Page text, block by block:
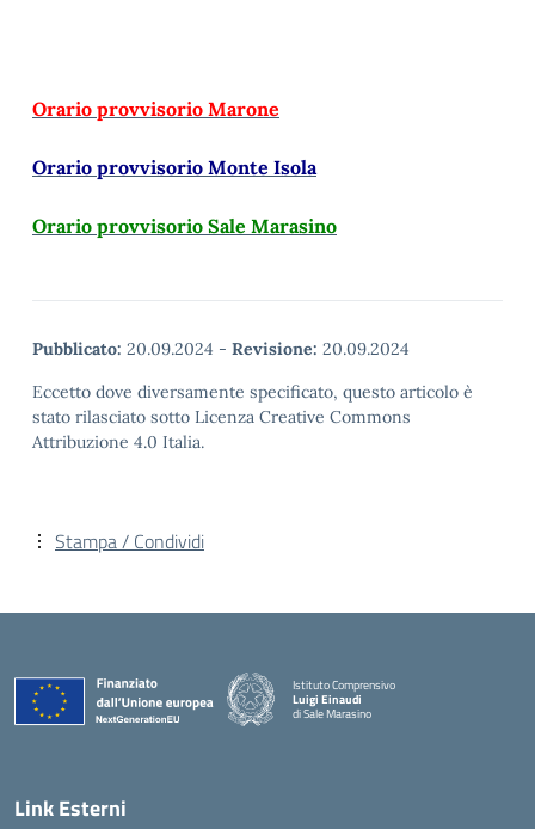
Orario provvisorio Marone
Orario provvisorio Monte Isola
Orario provvisorio Sale Marasino
Pubblicato: 20.09.2024 - Revisione: 20.09.2024
Eccetto dove diversamente specificato, questo articolo è
stato rilasciato sotto Licenza Creative Commons
Attribuzione 4.0 Italia.
Stampa / Condividi
Istituto Comprensivo
Luigi Einaudi
di Sale Marasino
Link Esterni